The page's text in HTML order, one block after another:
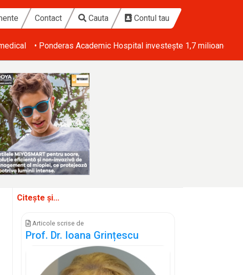
Contact Cauta Contul tau
• Ponderas Academic Hospital investește 1,7 milioane
Citește și...
Articole scrise de
Prof. Dr. Ioana Grințescu